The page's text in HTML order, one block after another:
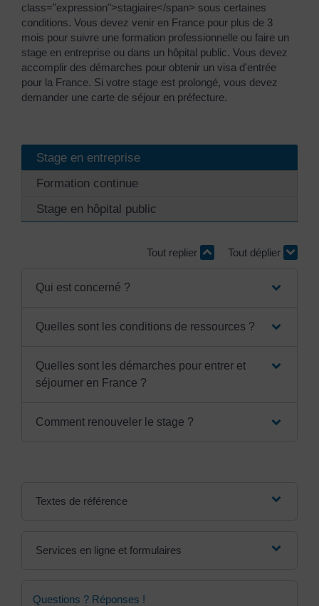
class="expression">stagiaire</span> sous certaines
conditions. Vous devez venir en France pour plus de 3
mois pour suivre une formation professionnelle ou faire un
stage en entreprise ou dans un hôpital public. Vous devez
accomplir des démarches pour obtenir un visa d'entrée
pour la France. Si votre stage est prolongé, vous devez
demander une carte de séjour en préfecture.
Stage en entreprise
Formation continue
Stage en hôpital public
Tout replier Tout déplier
Qui est concerné ?
Quelles sont les conditions de ressources ?
Quelles sont les démarches pour entrer et
séjourner en France ?
Comment renouveler le stage ?
Textes de référence
Services en ligne et formulaires
Questions ? Réponses !